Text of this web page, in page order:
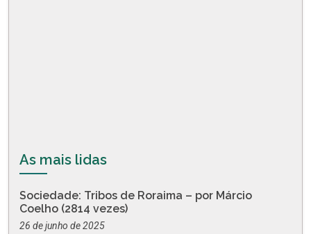
As mais lidas
Sociedade: Tribos de Roraima – por Márcio
Coelho (2814 vezes)
26 de junho de 2025